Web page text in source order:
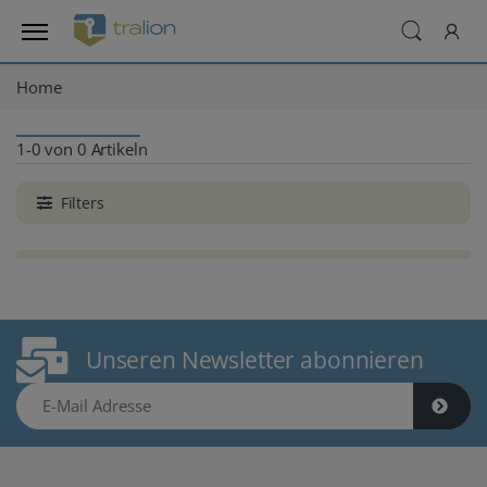
Home
1-0 von 0 Artikeln
Filters
Unseren Newsletter abonnieren
E-Mail Adresse